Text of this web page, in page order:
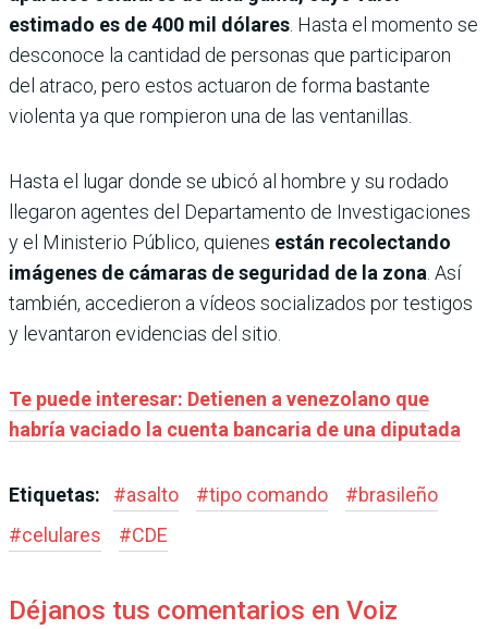
estimado es de 400 mil dólares . Hasta el momento se
desconoce la cantidad de personas que participaron
del atraco, pero estos actuaron de forma bastante
violenta ya que rompieron una de las ventanillas.
Hasta el lugar donde se ubicó al hombre y su rodado
llegaron agentes del Departamento de Investigaciones
y el Ministerio Público, quienes están recolectando
imágenes de cámaras de seguridad de la zona . Así
también, accedieron a vídeos socializados por testigos
y levantaron evidencias del sitio.
Te puede interesar: Detienen a venezolano que
habría vaciado la cuenta bancaria de una diputada
Etiquetas: #asalto #tipo comando #brasileño
#celulares #CDE
Déjanos tus comentarios en Voiz